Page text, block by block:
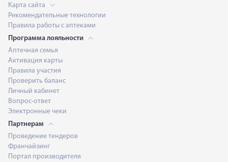
Карта сайта
Рекомендательные технологии
Правила работы с аптеками
Программа лояльности
Аптечная семья
Активация карты
Правила участия
Проверить баланс
Личный кабинет
Вопрос-ответ
Электронные чеки
Партнерам
Проведение тендеров
Франчайзинг
Портал производителя